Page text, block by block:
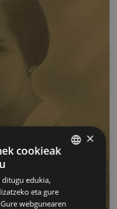
×
cookieak
ditugu edukia,
eta gure
webgunearen